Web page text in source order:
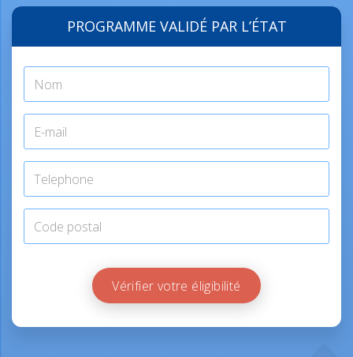
PROGRAMME VALIDÉ PAR L’ÉTAT
Vérifier votre éligibilité